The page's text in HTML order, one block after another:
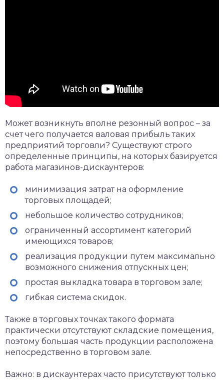
Может возникнуть вполне резонный вопрос – за
счет чего получается валовая прибыль таких
предприятий торговли? Существуют строго
определенные принципы, на которых базируется
работа магазинов-дискаунтеров:
минимизация затрат на оформление
торговых площадей;
небольшое количество сотрудников;
ограниченный ассортимент категорий
имеющихся товаров;
реализация продукции путем максимально
возможного снижения отпускных цен;
простая выкладка товара в торговом зале;
гибкая система скидок.
Также в торговых точках такого формата
практически отсутствуют складские помещения,
поэтому большая часть продукции расположена
непосредственно в торговом зале.
Важно: в дискаунтерах часто присутствуют только